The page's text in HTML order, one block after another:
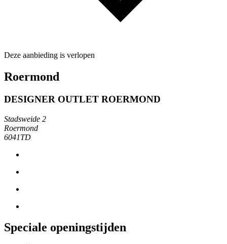
Deze aanbieding is verlopen
Roermond
DESIGNER OUTLET ROERMOND
Stadsweide 2
Roermond
6041TD
Speciale openingstijden